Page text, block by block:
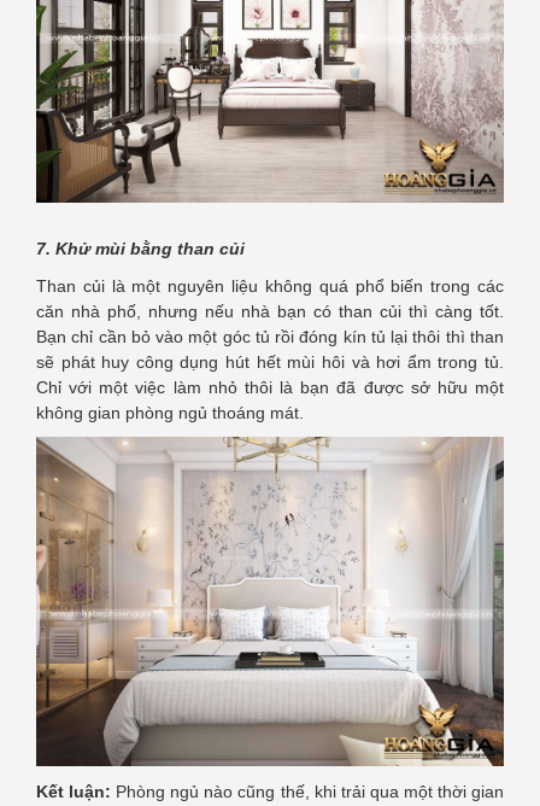
7. Khử mùi bằng than củi
Than củi là một nguyên liệu không quá phổ biến trong các
căn nhà phố, nhưng nếu nhà bạn có than củi thì càng tốt.
Bạn chỉ cần bỏ vào một góc tủ rồi đóng kín tủ lại thôi thì than
sẽ phát huy công dụng hút hết mùi hôi và hơi ẩm trong tủ.
Chỉ với một việc làm nhỏ thôi là bạn đã được sở hữu một
không gian phòng ngủ thoáng mát.
Kết luận: Phòng ngủ nào cũng thế, khi trải qua một thời gian